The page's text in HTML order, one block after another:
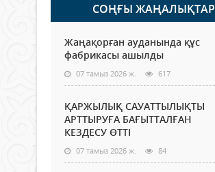
СОҢҒЫ ЖАҢАЛЫҚТАР
Жаңақорған ауданында құс
фабрикасы ашылды
07 тамыз 2026 ж. 617
ҚАРЖЫЛЫҚ САУАТТЫЛЫҚТЫ
АРТТЫРУҒА БАҒЫТТАЛҒАН
КЕЗДЕСУ ӨТТІ
07 тамыз 2026 ж. 84